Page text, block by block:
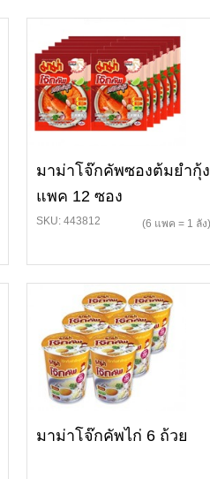
มาม่าโจ๊กคัพซองต้มยำกุ้ง
แพค 12 ซอง
SKU: 443812 (6 แพค = 1 ลัง)
มาม่าโจ๊กคัพไก่ 6 ถ้วย